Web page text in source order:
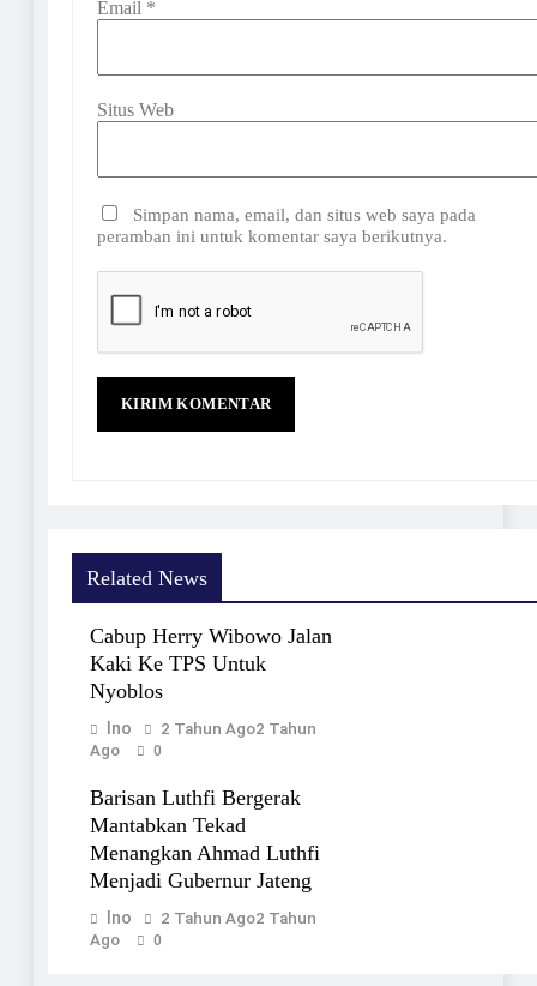
Email *
Situs Web
Simpan nama, email, dan situs web saya pada
peramban ini untuk komentar saya berikutnya.
Related News
Cabup Herry Wibowo Jalan
Kaki Ke TPS Untuk
Nyoblos
Ino 2 Tahun Ago2 Tahun
Ago
0
Barisan Luthfi Bergerak
Mantabkan Tekad
Menangkan Ahmad Luthfi
Menjadi Gubernur Jateng
Ino 2 Tahun Ago2 Tahun
Ago
0